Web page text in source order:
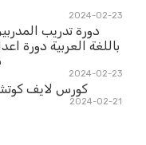
2024-02-23
باللغة العربية دورة
2024-02-23
كورس لايف
2024-02-21